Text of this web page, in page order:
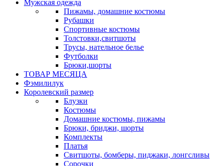
Мужская одежда
Пижамы, домашние костюмы
Рубашки
Спортивные костюмы
Толстовки,свитшоты
Трусы, нательное белье
Футболки
Брюки,шорты
ТОВАР МЕСЯЦА
Фэмилилук
Королевский размер
Блузки
Костюмы
Домашние костюмы, пижамы
Брюки, бриджи, шорты
Комплекты
Платья
Свитшоты, бомберы, пиджаки, лонгсливы
Сорочки